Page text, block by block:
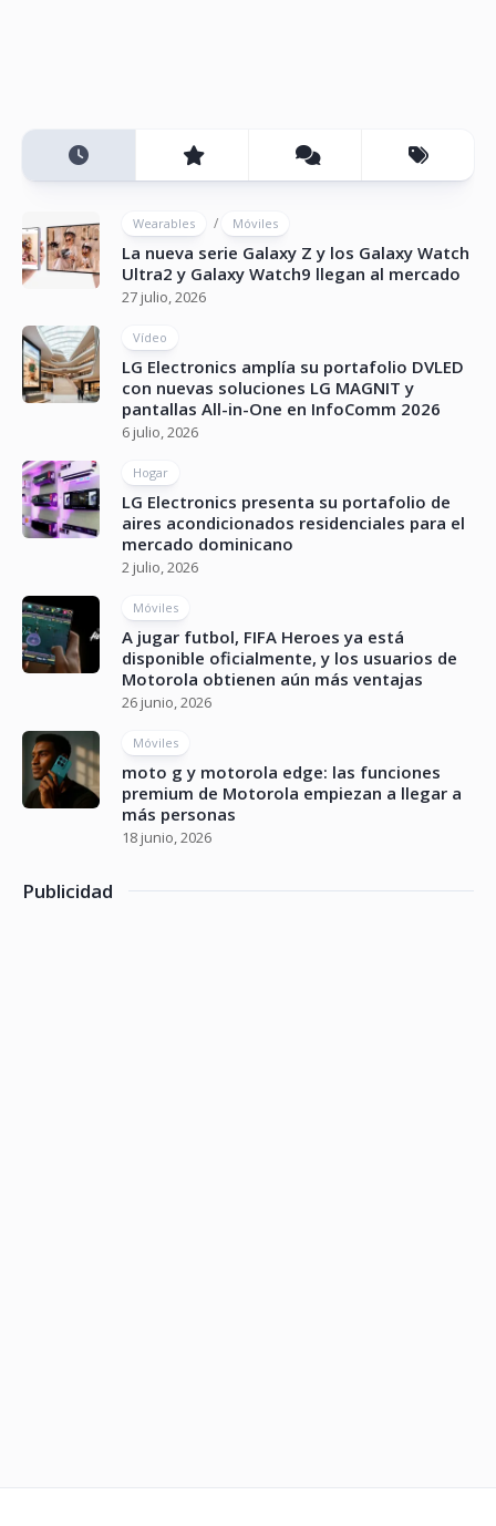
Wearables / Móviles
La nueva serie Galaxy Z y los Galaxy Watch
Ultra2 y Galaxy Watch9 llegan al mercado
27 julio, 2026
Vídeo
LG Electronics amplía su portafolio DVLED
con nuevas soluciones LG MAGNIT y
pantallas All-in-One en InfoComm 2026
6 julio, 2026
Hogar
LG Electronics presenta su portafolio de
aires acondicionados residenciales para el
mercado dominicano
2 julio, 2026
Móviles
A jugar futbol, FIFA Heroes ya está
disponible oficialmente, y los usuarios de
Motorola obtienen aún más ventajas
26 junio, 2026
Móviles
moto g y motorola edge: las funciones
premium de Motorola empiezan a llegar a
más personas
18 junio, 2026
Publicidad